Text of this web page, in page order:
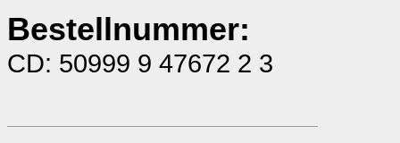
Bestellnummer:
CD: 50999 9 47672 2 3